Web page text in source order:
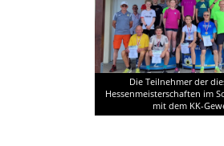
Die Teilnehmer der
Hessenmeisterschaften im
mit dem KK-